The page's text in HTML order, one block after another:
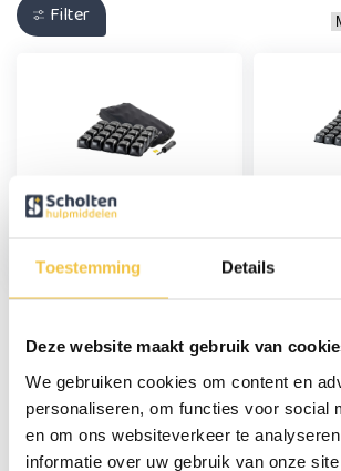
Toestemming Details
Deze website maakt gebruik van
We gebruiken cookies om content en
personaliseren, om functies voor social
en om ons websiteverkeer te
informatie over uw gebruik van onze
Filter
Anti-decubitus lucht
zitkussen
74,95
Anti-
84,95
Persoonlijk advies
Start chat